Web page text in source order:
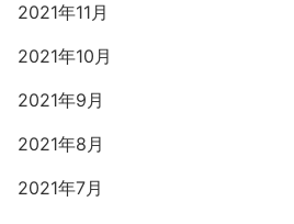
2021年11月
2021年10月
2021年9月
2021年8月
2021年7月